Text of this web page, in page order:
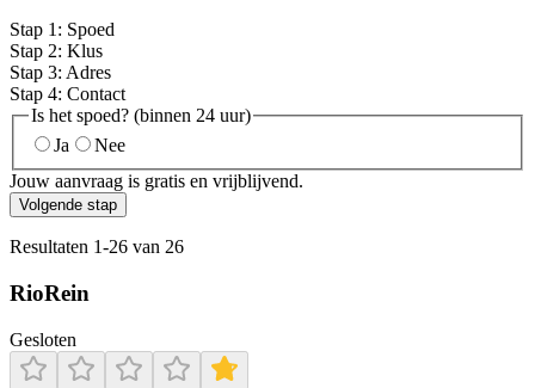
Stap 1 : Spoed
Stap 2: Klus
Stap 3: Adres
Stap 4: Contact
Is het spoed? (binnen 24 uur)
Ja
Nee
Jouw aanvraag is gratis en vrijblijvend.
Volgende stap
Resultaten 1-26 van 26
RioRein
Gesloten